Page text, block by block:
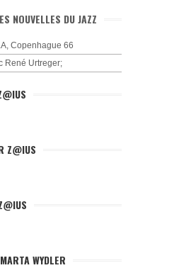
NOUVELLES DU JAZZ
Copenhague 66
René Urtreger;
Z@IUS
WYDLER